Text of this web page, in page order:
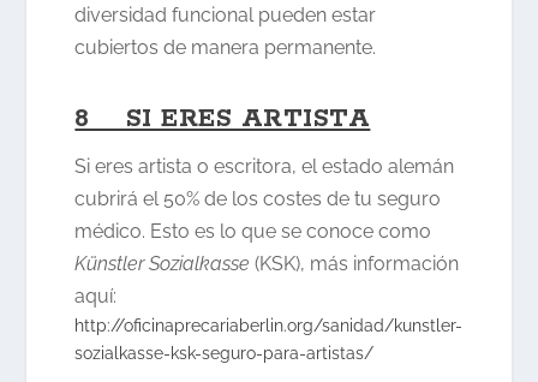
diversidad funcional pueden estar
cubiertos de manera permanente.
8 SI ERES ARTISTA
Si eres artista o escritora, el estado alemán
cubrirá el 50% de los costes de tu seguro
médico. Esto es lo que se conoce como
Künstler Sozialkasse (KSK), más información
aquí:
http://oficinaprecariaberlin.org/sanidad/kunstler-
sozialkasse-ksk-seguro-para-artistas/